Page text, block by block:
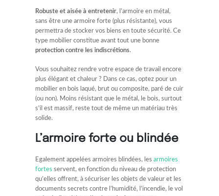
Robuste et aisée à entretenir, l’armoire en métal,
sans être une armoire forte (plus résistante), vous
permettra de stocker vos biens en toute sécurité. Ce
type mobilier constitue avant tout une bonne
protection contre les indiscrétions.
Vous souhaitez rendre votre espace de travail encore
plus élégant et chaleur ? Dans ce cas, optez pour un
mobilier en bois laqué, brut ou composite, paré de cuir
(ou non). Moins résistant que le métal, le bois, surtout
s’il est massif, reste tout de même un matériau très
solide.
L’armoire forte ou blindée
Egalement appelées armoires blindées, les armoires
fortes servent, en fonction du niveau de protection
qu’elles offrent, à sécuriser les objets de valeur et les
documents secrets contre l’humidité, l’incendie, le vol